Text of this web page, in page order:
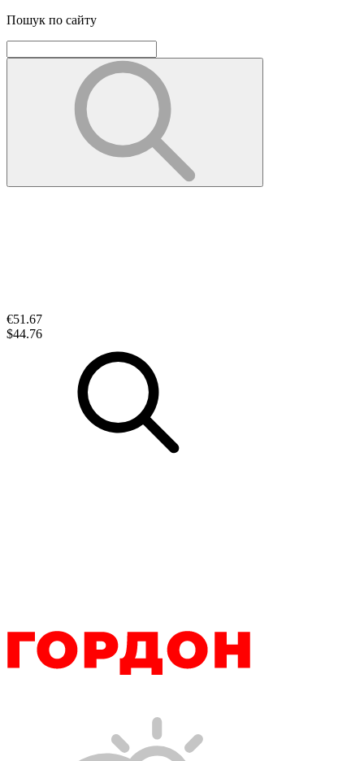
Пошук по сайту
€51.67
$44.76